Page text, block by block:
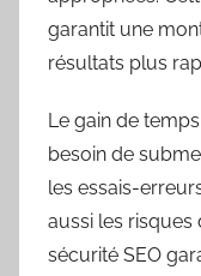
garantit une
résultats plus
Le gain de
besoin de
les essais-
aussi les risques
sécurité SEO